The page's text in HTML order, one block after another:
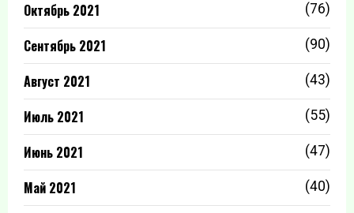
Октябрь 2021 (76)
Сентябрь 2021 (90)
Август 2021 (43)
Июль 2021 (55)
Июнь 2021 (47)
Май 2021 (40)